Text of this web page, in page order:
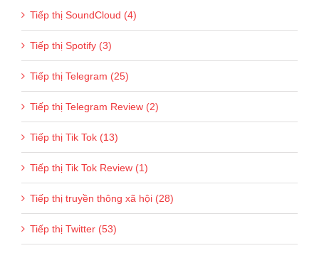
Tiếp thị SoundCloud (4)
Tiếp thị Spotify (3)
Tiếp thị Telegram (25)
Tiếp thị Telegram Review (2)
Tiếp thị Tik Tok (13)
Tiếp thị Tik Tok Review (1)
Tiếp thị truyền thông xã hội (28)
Tiếp thị Twitter (53)